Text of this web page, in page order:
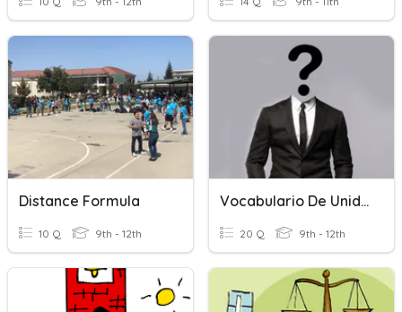
Distance Formula
10 Q 9th - 12th
Vocabulario De Unidad 1
20 Q 9th - 12th